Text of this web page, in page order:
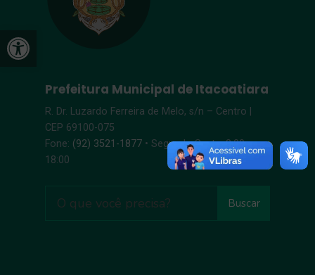
Open toolbar
Prefeitura Municipal de Itacoatiara
R. Dr. Luzardo Ferreira de Melo, s/n – Centro |
CEP 69100-075
Fone: (92) 3521-1877 • Segunda-Sexta, 8:00 –
18:00
Buscar